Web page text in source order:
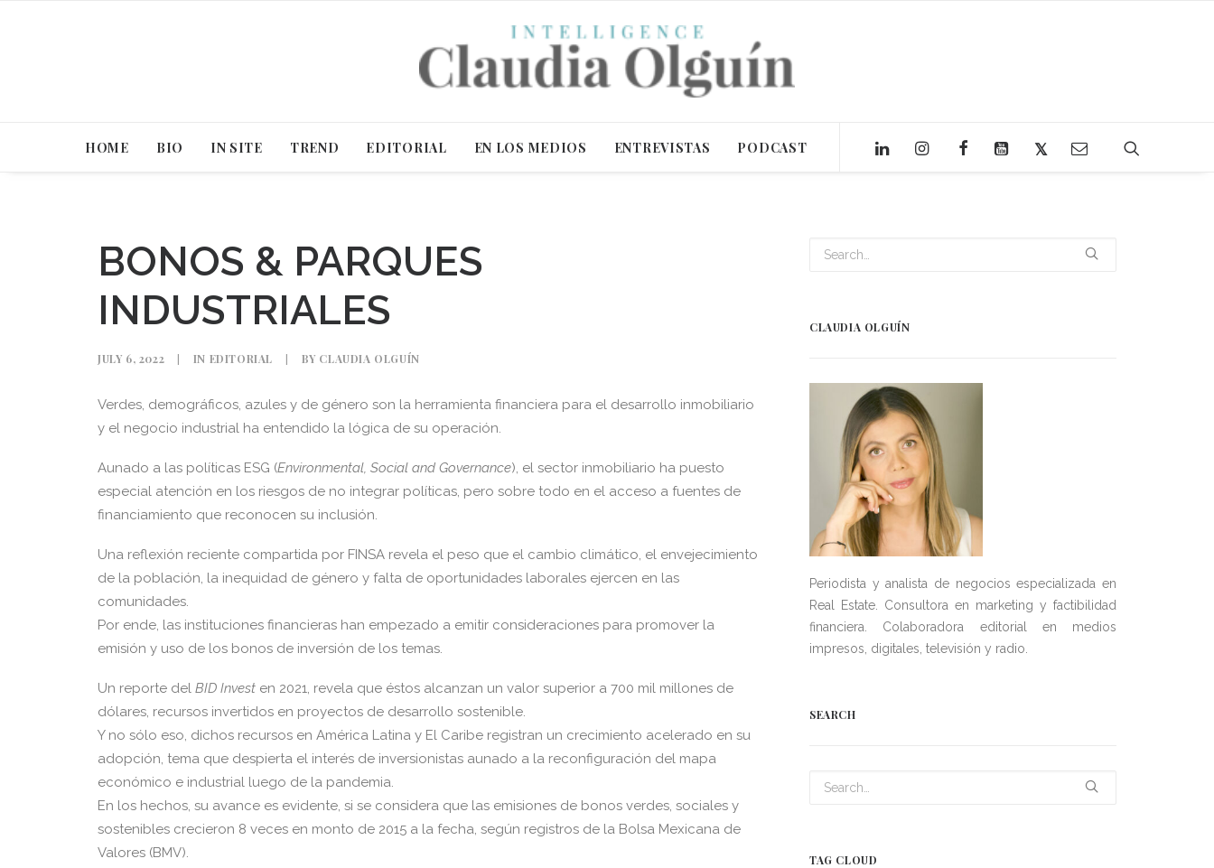
HOME BIO IN SITE TREND EDITORIAL EN LOS MEDIOS ENTREVISTAS PODCAST
BONOS & PARQUES
INDUSTRIALES
JULY 6, 2022 | IN EDITORIAL | BY CLAUDIA OLGUÍN
Verdes, demográficos, azules y de género son la herramienta financiera para el desarrollo inmobiliario
y el negocio industrial ha entendido la lógica de su operación.
Aunado a las políticas ESG (Environmental, Social and Governance), el sector inmobiliario ha puesto
especial atención en los riesgos de no integrar políticas, pero sobre todo en el acceso a fuentes de
financiamiento que reconocen su inclusión.
Una reflexión reciente compartida por FINSA revela el peso que el cambio climático, el envejecimiento
de la población, la inequidad de género y falta de oportunidades laborales ejercen en las
comunidades.
Por ende, las instituciones financieras han empezado a emitir consideraciones para promover la
emisión y uso de los bonos de inversión de los temas.
Un reporte del BID Invest en 2021, revela que éstos alcanzan un valor superior a 700 mil millones de
dólares, recursos invertidos en proyectos de desarrollo sostenible.
Y no sólo eso, dichos recursos en América Latina y El Caribe registran un crecimiento acelerado en su
adopción, tema que despierta el interés de inversionistas aunado a la reconfiguración del mapa
económico e industrial luego de la pandemia.
En los hechos, su avance es evidente, si se considera que las emisiones de bonos verdes, sociales y
sostenibles crecieron 8 veces en monto de 2015 a la fecha, según registros de la Bolsa Mexicana de
Valores (BMV).
CLAUDIA OLGUÍN
Periodista y analista de negocios especializada en
Real Estate. Consultora en marketing y factibilidad
financiera. Colaboradora editorial en medios
impresos, digitales, televisión y radio.
SEARCH
TAG CLOUD